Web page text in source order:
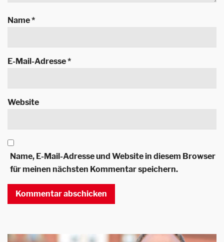
Name*
E-Mail-Adresse*
Website
Name, E-Mail-Adresse und Website in diesem Browser
für meinen nächsten Kommentar speichern.